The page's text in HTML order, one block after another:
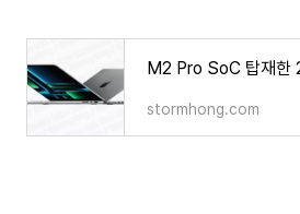
stormhong.com